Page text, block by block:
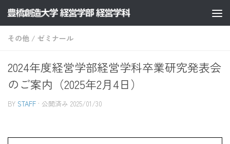
コンテンツへスキップ
その他 / ゼミナール
2024年度経営学部経営学科卒業研究発表会
のご案内（2025年2月4日）
BY STAFF · 公開済み 2025/01/30